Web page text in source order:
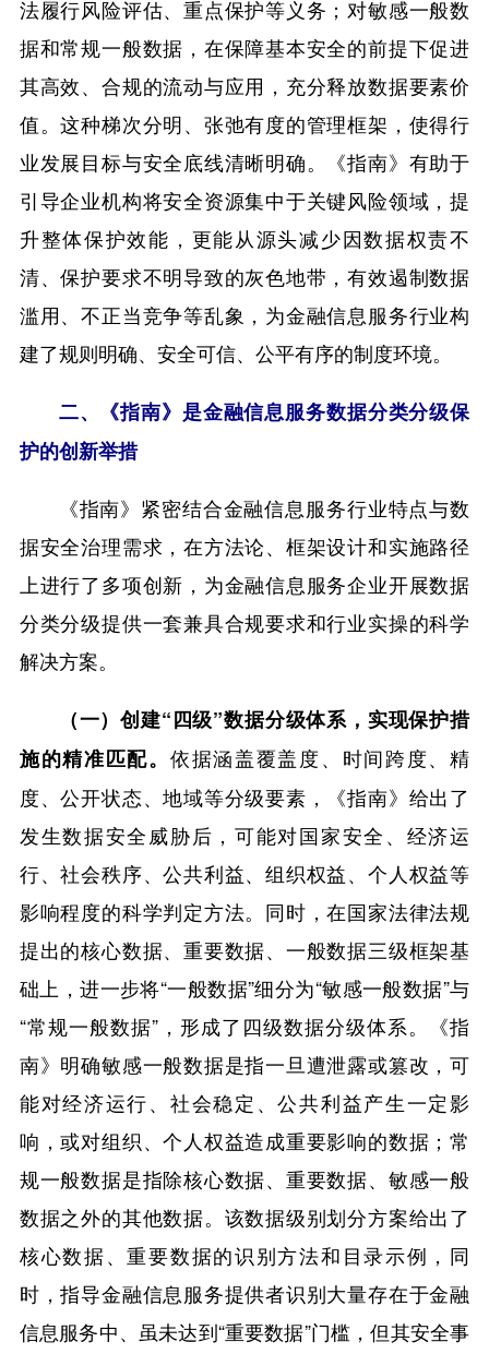
法履行风险评估、重点保护等义务；对敏感一般数
据和常规一般数据，在保障基本安全的前提下促进
其高效、合规的流动与应用，充分释放数据要素价
值。这种梯次分明、张弛有度的管理框架，使得行
业发展目标与安全底线清晰明确。《指南》有助于
引导企业机构将安全资源集中于关键风险领域，提
升整体保护效能，更能从源头减少因数据权责不
清、保护要求不明导致的灰色地带，有效遏制数据
滥用、不正当竞争等乱象，为金融信息服务行业构
建了规则明确、安全可信、公平有序的制度环境。
二、《指南》是金融信息服务数据分类分级保
护的创新举措
《指南》紧密结合金融信息服务行业特点与数
据安全治理需求，在方法论、框架设计和实施路径
上进行了多项创新，为金融信息服务企业开展数据
分类分级提供一套兼具合规要求和行业实操的科学
解决方案。
（一）创建“四级”数据分级体系，实现保护措
施的精准匹配。 依据涵盖覆盖度、时间跨度、精
度、公开状态、地域等分级要素，《指南》给出了
发生数据安全威胁后，可能对国家安全、经济运
行、社会秩序、公共利益、组织权益、个人权益等
影响程度的科学判定方法。同时，在国家法律法规
提出的核心数据、重要数据、一般数据三级框架基
础上，进一步将“一般数据”细分为“敏感一般数据”与
“常规一般数据”，形成了四级数据分级体系。《指
南》明确敏感一般数据是指一旦遭泄露或篡改，可
能对经济运行、社会稳定、公共利益产生一定影
响，或对组织、个人权益造成重要影响的数据；常
规一般数据是指除核心数据、重要数据、敏感一般
数据之外的其他数据。该数据级别划分方案给出了
核心数据、重要数据的识别方法和目录示例，同
时，指导金融信息服务提供者识别大量存在于金融
信息服务中、虽未达到“重要数据”门槛，但其安全事